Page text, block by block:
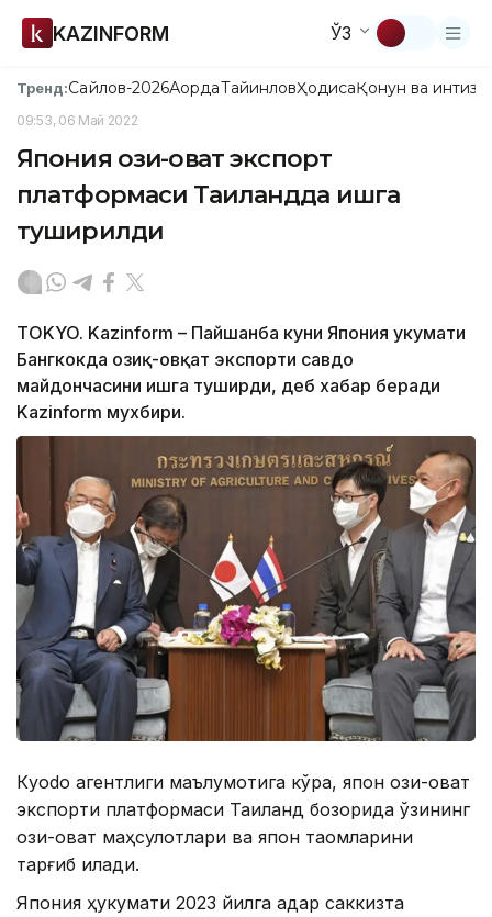
KAZINFORM ЎЗ
Тренд:Сайлов-2026АқордаТайинловҲодисаҚонун ва
09:53, 06 Май 2022
Япония озиқ-овқат экспорт
платформаси Таиландда ишга
туширилди
TOKYO. Kazinform – Пайшанба куни Япония ҳукумати
Бангкокда озиқ-овқат экспорти савдо
майдончасини ишга туширди, деб хабар беради
Kazinform мухбири.
Кyodo агентлиги маълумотига кўра, япон озиқ-овқат
экспорти платформаси Таиланд бозорида ўзининг
озиқ-овқат маҳсулотлари ва япон таомларини
тарғиб қилади.
Япония ҳукумати 2023 йилга қадар саккизта